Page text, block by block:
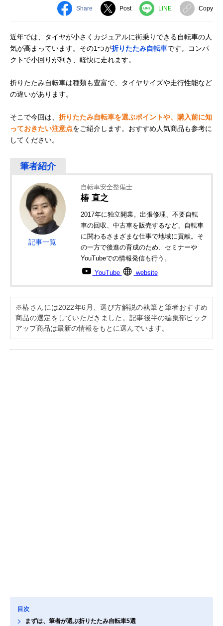
Share Post LINE Copy
近年では、タイヤが小さくカジュアルに街乗りできる自転車の人
気が高まっています。その1つが折りたたみ自転車です。コンパ
クトで小回りが利き、軽快に走れます。
折りたたみ自転車は種類も豊富で、タイヤサイズや走行性能など
の違いがあります。
そこで今回は、 折りたたみ自転車を選ぶポイントや、購入前に知
っておきたい注意点をご紹介します。おすすめ人気商品も参考に
してください。
記事一覧
自転車安全整備士
椿 直之
2017年に独立開業。出張修理、不要自転
車の回収、中古車を販売するなど、自転車
に関わるさまざまな仕事で地域に貢献。そ
の一方で後進の育成のため、セミナーや
YouTubeでの情報発信も行う。
YouTube website
※椿さんには2022年6月、選び方解説の執筆と筆者おすすめ
商品の選定をしていただきました。記事後半の編集部ピック
アップ商品は最新の情報をもとに選んでいます。
目次
まずは、筆者が選ぶ折りたたみ自転車5選